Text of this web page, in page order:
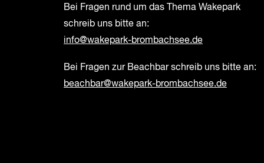
Bei Fragen rund um das Thema Wakepark
schreib uns bitte an:
info@wakepark-brombachsee.de
Bei Fragen zur Beachbar schreib uns bitte an:
beachbar@wakepark-brombachsee.de